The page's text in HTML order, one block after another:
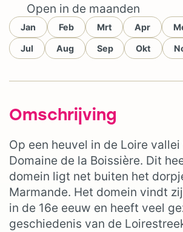
Open in de maanden
Jan Feb Mrt Apr
Jul Aug Sep Okt
Omschrijving
Op een heuvel in de Loire
Domaine de la Boissière. Dit
domein ligt net buiten het
Marmande. Het domein vindt
in de 16e eeuw en heeft veel
geschiedenis van de